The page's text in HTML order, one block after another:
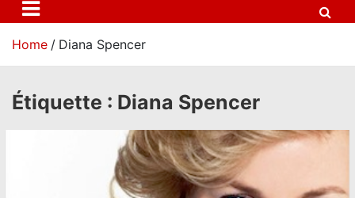
t
Home Diana Spencer
Étiquette : Diana Spencer